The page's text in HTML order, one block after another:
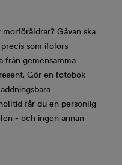
Gåvan ska
som ifolors
från gemensamma
Gör en fotobok
får du en personlig
- och ingen annan